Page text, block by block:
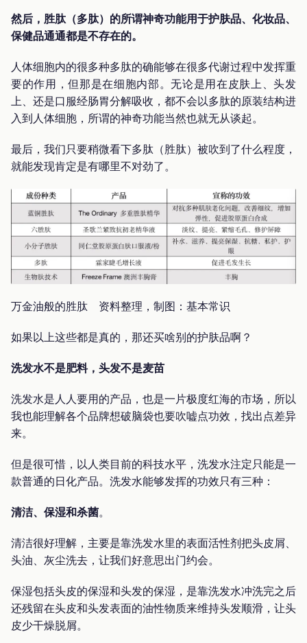
然后，胜肽（多肽）的所谓神奇功能用于护肤品、化妆品、
保健品通通都是不存在的。
人体细胞内的很多种多肽的确能够在很多代谢过程中发挥重
要的作用，但那是在细胞内部。无论是用在皮肤上、头发
上、还是口服经肠胃分解吸收，都不会以多肽的原装结构进
入到人体细胞，所谓的神奇功能当然也就无从谈起。
最后，我们只要稍微看下多肽（胜肽）被吹到了什么程度，
就能发现肯定是有哪里不对劲了。
万金油般的胜肽 资料整理，制图：基本常识
如果以上这些都是真的，那还买啥别的护肤品啊？
洗发水不是肥料，头发不是麦苗
洗发水是人人要用的产品，也是一片极度红海的市场，所以
我也能理解各个品牌想破脑袋也要吹嘘点功效，找出点差异
来。
但是很可惜，以人类目前的科技水平，洗发水注定只能是一
款普通的日化产品。洗发水能够发挥的功效只有三种：
清洁、保湿和杀菌。
清洁很好理解，主要是靠洗发水里的表面活性剂把头皮屑、
头油、灰尘洗去，让我们好意思出门约会。
保湿包括头皮的保湿和头发的保湿，是靠洗发水冲洗完之后
还残留在头皮和头发表面的油性物质来维持头发顺滑，让头
皮少干燥脱屑。